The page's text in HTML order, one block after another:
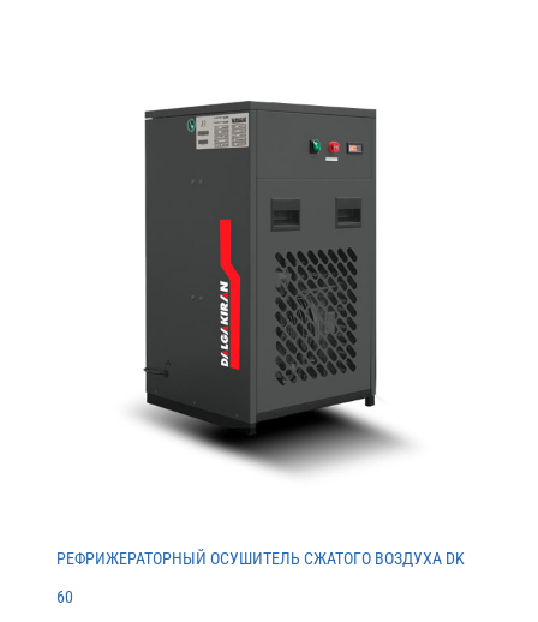
РЕФРИЖЕРАТОРНЫЙ ОСУШИТЕЛЬ СЖАТОГО ВОЗДУХА DK
60